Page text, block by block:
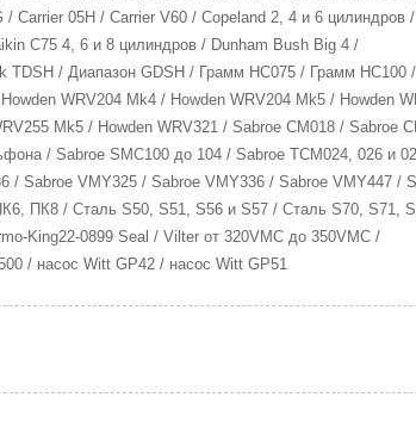
Carrier 05H / Carrier V60 / Copeland 2, 4 и 6 цилиндров /
C75 4, 6 и 8 цилиндров / Dunham Bush Big 4 /
TDSH / Диапазон GDSH / Грамм HC075 / Грамм
WRV204 Mk4 / Howden WRV204 Mk5 / Howden
Mk5 / Howden WRV321 / Sabroe CM018 / Sabroe
/ Sabroe SMC100 до 104 / Sabroe TCM024, 026 и
/ Sabroe VMY325 / Sabroe VMY336 / Sabroe VMY447 /
ПК8 / Сталь S50, S51, S56 и S57 / Сталь S70, S71,
King22-0899 Seal / Vilter от 320VMC до 350VMC /
/ насос Witt GP42 / насос Witt GP51